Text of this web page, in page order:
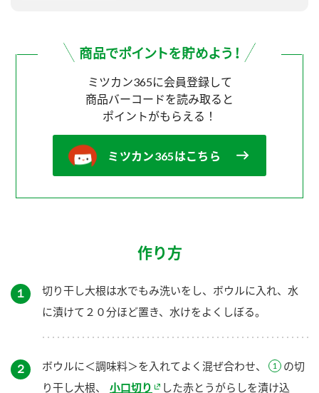
ミツカン365に会員登録して
商品バーコードを読み取ると
ポイントがもらえる！
ミツカン365はこちら
作り方
１
切り干し大根は水でもみ洗いをし、ボウルに入れ、水
に漬けて２０分ほど置き、水けをよくしぼる。
２ ボウルに＜調味料＞を入れてよく混ぜ合わせ、
の切
り干し大根、
小口切り した赤とうがらしを漬け込